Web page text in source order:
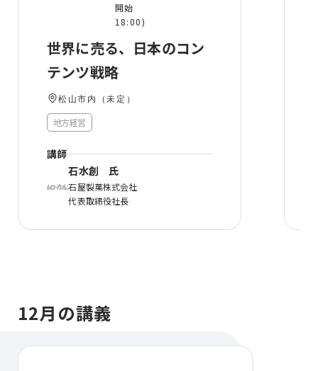
開始
18:00)
世界に売る、⽇本のコン
テンツ戦略
松山市内（未定）
地方経営
講師
⽯⽔創 氏
⽯屋製菓株式会社
代表取締役社⻑
12月の講義